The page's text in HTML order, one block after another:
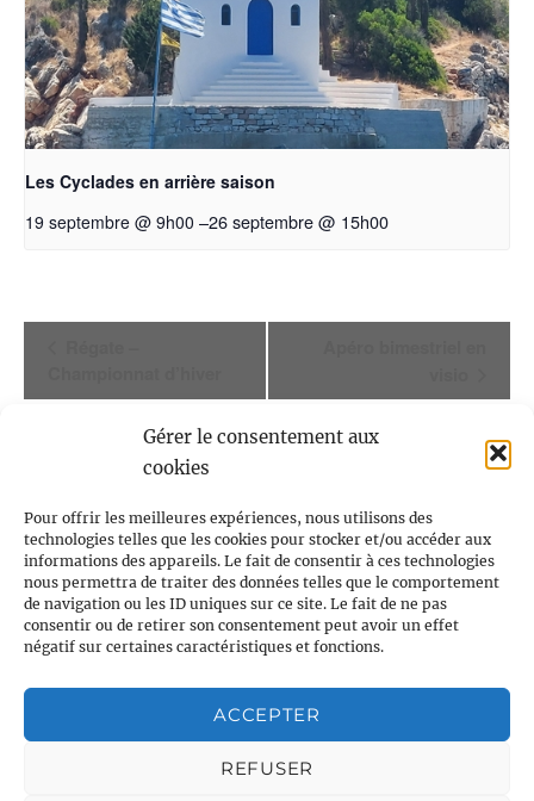
Gérer le consentement aux
cookies
Pour offrir les meilleures expériences, nous utilisons des
technologies telles que les cookies pour stocker et/ou accéder aux
informations des appareils. Le fait de consentir à ces technologies
nous permettra de traiter des données telles que le comportement
de navigation ou les ID uniques sur ce site. Le fait de ne pas
consentir ou de retirer son consentement peut avoir un effet
négatif sur certaines caractéristiques et fonctions.
ACCEPTER
REFUSER
Les Cyclades en arrière saison
19 septembre @ 9h00 –26 septembre @ 15h00
Voile et Croisière en Liberté
Centre LGBTQI+, 63 rue Beaubourg 75003 Paris